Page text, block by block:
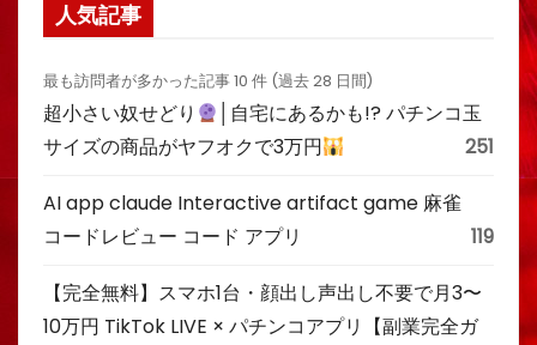
人気記事
最も訪問者が多かった記事 10 件 (過去 28 日間)
超小さい奴せどり
│自宅にあるかも!? パチンコ玉
サイズの商品がヤフオクで3万円
251
AI app claude Interactive artifact game 麻雀
コードレビュー コード アプリ
119
【完全無料】スマホ1台・顔出し声出し不要で月3〜
10万円 TikTok LIVE × パチンコアプリ【副業完全ガ